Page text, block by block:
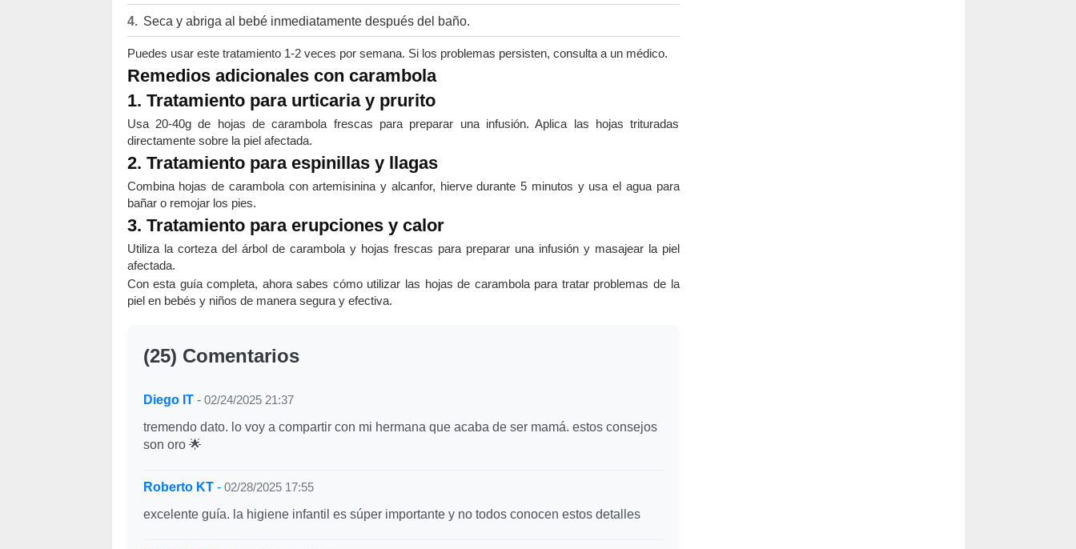
Seca y abriga al bebé inmediatamente después del baño.
Puedes usar este tratamiento 1-2 veces por semana. Si los problemas persisten, consulta a un médico.
Remedios adicionales con carambola
1. Tratamiento para urticaria y prurito
Usa 20-40g de hojas de carambola frescas para preparar una infusión. Aplica las hojas trituradas
directamente sobre la piel afectada.
2. Tratamiento para espinillas y llagas
Combina hojas de carambola con artemisinina y alcanfor, hierve durante 5 minutos y usa el agua para
bañar o remojar los pies.
3. Tratamiento para erupciones y calor
Utiliza la corteza del árbol de carambola y hojas frescas para preparar una infusión y masajear la piel
afectada.
Con esta guía completa, ahora sabes cómo utilizar las hojas de carambola para tratar problemas de la
piel en bebés y niños de manera segura y efectiva.
(25) Comentarios
Diego IT- 02/24/2025 21:37
tremendo dato. lo voy a compartir con mi hermana que acaba de ser mamá. estos consejos
son oro 🌟
Roberto KT- 02/28/2025 17:55
excelente guía. la higiene infantil es súper importante y no todos conocen estos detalles